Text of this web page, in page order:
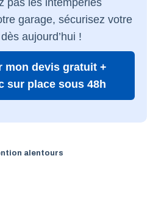
garage, sécurisez votre
aujourd’hui !
mon devis gratuit +
sur place sous 48h
alentours